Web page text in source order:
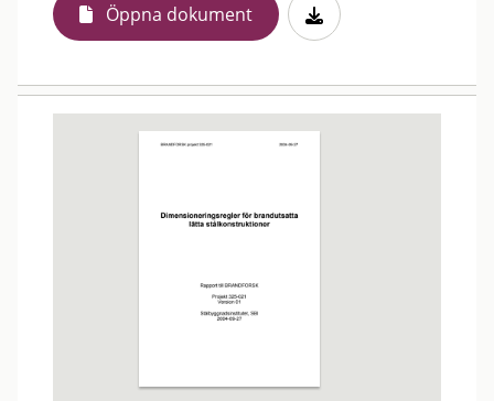
Öppna dokument